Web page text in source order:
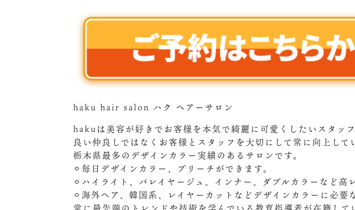
haku hair salon ハク ヘアーサロン
hakuは美容が好きでお客様を本気で綺麗に可愛くしたいスタッ
良い仲良しではなくお客様とスタッフを大切にして常に向上して
栃木県最多のデザインカラー実績のあるサロンです。
⚪︎毎日デザインカラー、ブリーチができます。
⚪︎ハイライト、バレイヤージュ、インナー、ダブルカラーなど高
⚪︎海外ヘア、韓国系、レイヤーカットなどデザインカラーに必要